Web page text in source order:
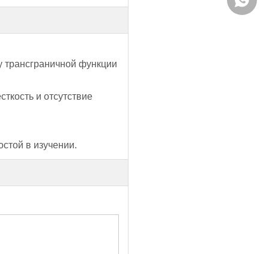
трансграничной функции
и отсутствие
в изучении.